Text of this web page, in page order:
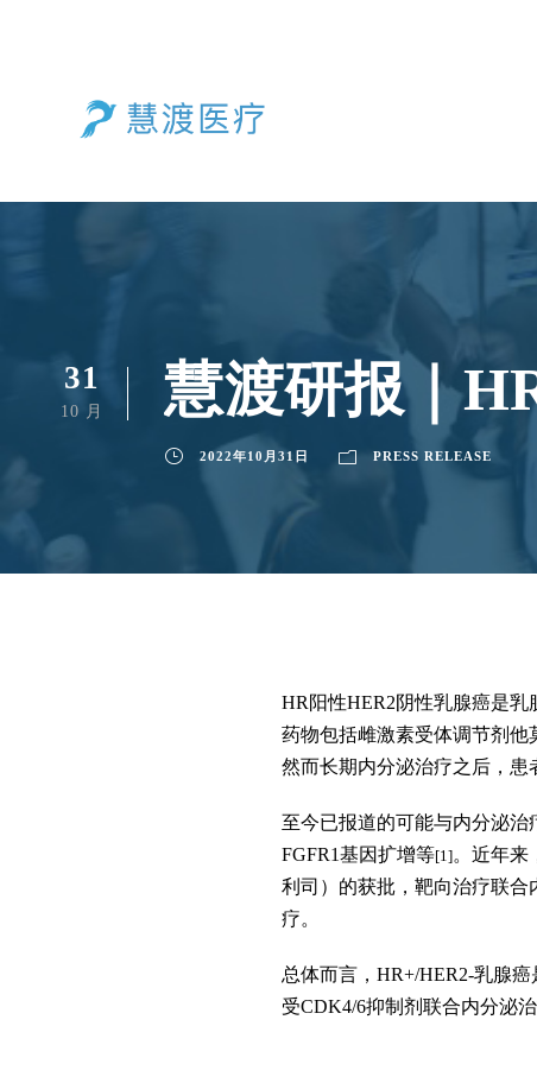
31
10 月 慧渡研报｜
2022年10月31日 PRESS RELEASE
HR阳性HER2阴性乳腺癌是
药物包括雌激素受体调节剂他
然而长期内分泌治疗之后，患
至今已报道的可能与内分泌治
FGFR1基因扩增等[1]。近年来
利司）的获批，靶向治疗联合
疗。
总体而言，HR+/HER2-乳腺
受CDK4/6抑制剂联合内分泌